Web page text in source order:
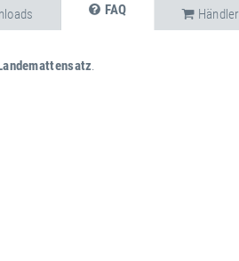
FAQ
.
Händler